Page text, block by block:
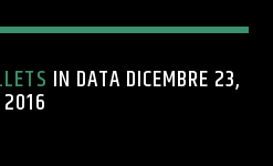
IN DATA DICEMBRE 23,
2016